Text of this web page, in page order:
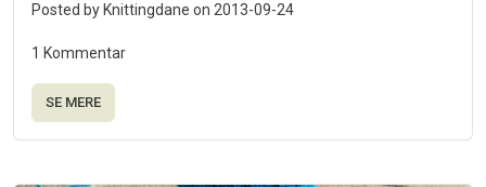
Posted by Knittingdane on 2013-09-24
1 Kommentar
SE MERE